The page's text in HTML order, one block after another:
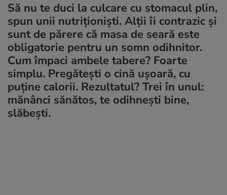
Să nu te duci la culcare cu stomacul plin,
spun unii nutriţionişti. Alţii îi contrazic şi
sunt de părere că masa de seară este
obligatorie pentru un somn odihnitor.
Cum împaci ambele tabere? Foarte
simplu. Pregăteşti o cină uşoară, cu
puţine calorii. Rezultatul? Trei în unul:
mănânci sănătos, te odihneşti bine,
slăbeşti.